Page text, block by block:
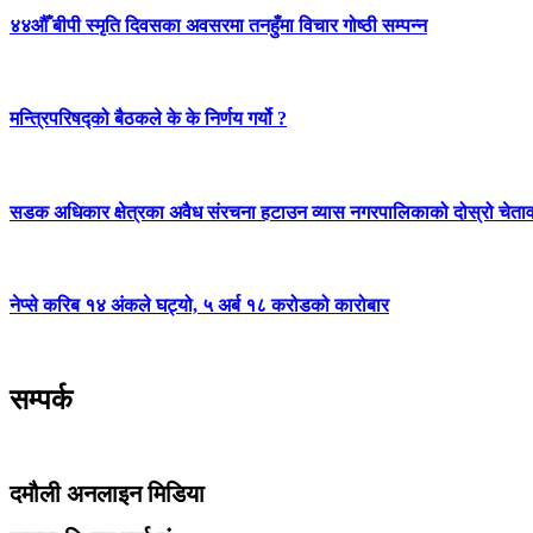
४४औँ बीपी स्मृति दिवसका अवसरमा तनहुँमा विचार गोष्ठी सम्पन्न
मन्त्रिपरिषद्को बैठकले के के निर्णय गर्यो ?
सडक अधिकार क्षेत्रका अवैध संरचना हटाउन व्यास नगरपालिकाको दोस्रो
नेप्से करिब १४ अंकले घट्यो, ५ अर्ब १८ करोडको कारोबार
सम्पर्क
दमौली अनलाइन मिडिया